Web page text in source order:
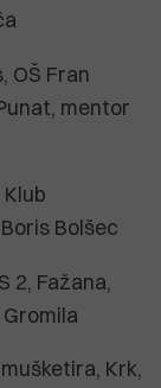
OŠ Fran
mentor
Bolšec
2, Fažana,
Krk,